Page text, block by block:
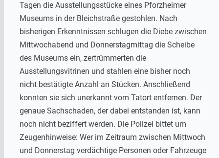
Tagen die Ausstellungsstücke eines Pforzheimer
Museums in der Bleichstraße gestohlen. Nach
bisherigen Erkenntnissen schlugen die Diebe zwischen
Mittwochabend und Donnerstagmittag die Scheibe
des Museums ein, zertrümmerten die
Ausstellungsvitrinen und stahlen eine bisher noch
nicht bestätigte Anzahl an Stücken. Anschließend
konnten sie sich unerkannt vom Tatort entfernen. Der
genaue Sachschaden, der dabei entstanden ist, kann
noch nicht beziffert werden. Die Polizei bittet um
Zeugenhinweise: Wer im Zeitraum zwischen Mittwoch
und Donnerstag verdächtige Personen oder Fahrzeuge